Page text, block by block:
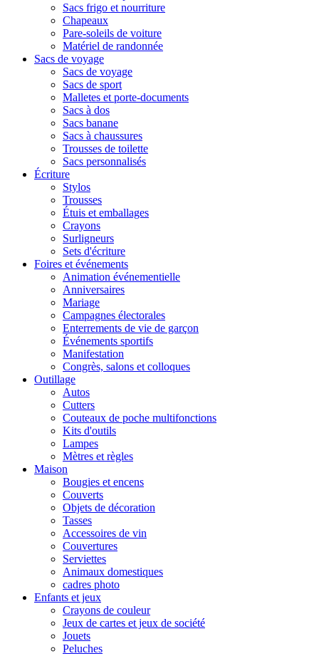
Sacs frigo et nourriture
Chapeaux
Pare-soleils de voiture
Matériel de randonnée
Sacs de voyage
Sacs de voyage
Sacs de sport
Malletes et porte-documents
Sacs à dos
Sacs banane
Sacs à chaussures
Trousses de toilette
Sacs personnalisés
Écriture
Stylos
Trousses
Étuis et emballages
Crayons
Surligneurs
Sets d'écriture
Foires et événements
Animation événementielle
Anniversaires
Mariage
Campagnes électorales
Enterrements de vie de garçon
Événements sportifs
Manifestation
Congrès, salons et colloques
Outillage
Autos
Cutters
Couteaux de poche multifonctions
Kits d'outils
Lampes
Mètres et règles
Maison
Bougies et encens
Couverts
Objets de décoration
Tasses
Accessoires de vin
Couvertures
Serviettes
Animaux domestiques
cadres photo
Enfants et jeux
Crayons de couleur
Jeux de cartes et jeux de société
Jouets
Peluches